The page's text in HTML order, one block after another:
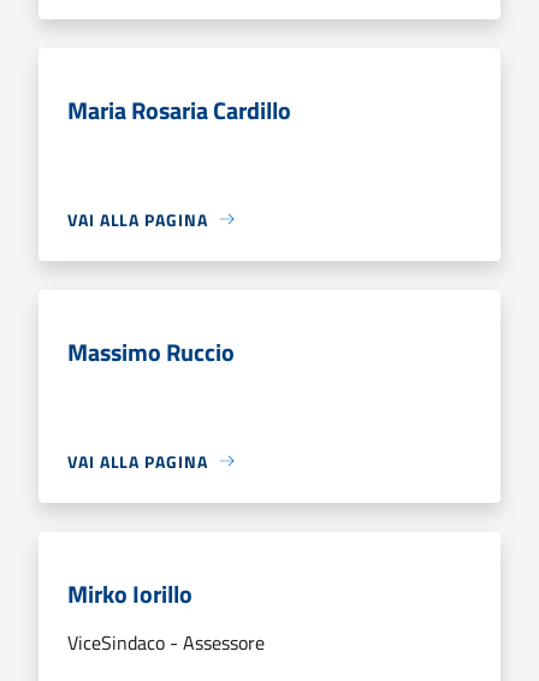
Maria Rosaria Cardillo
VAI ALLA PAGINA
Massimo Ruccio
VAI ALLA PAGINA
Mirko Iorillo
ViceSindaco - Assessore